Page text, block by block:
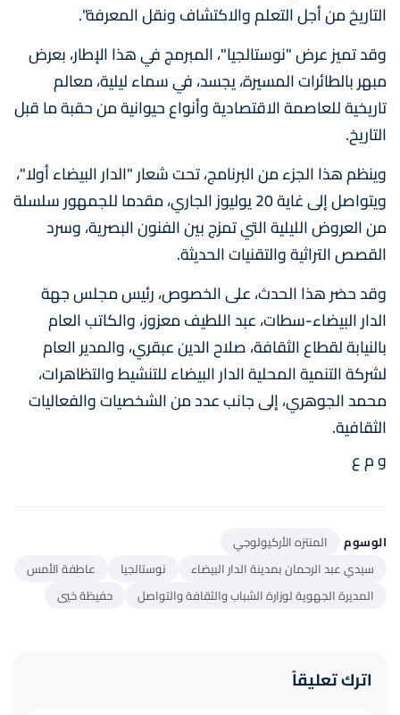
التاريخ من أجل التعلم والاكتشاف ونقل المعرفة".
وقد تميز عرض "نوستالجيا"، المبرمج في هذا الإطار، بعرض
مبهر بالطائرات المسيرة، يجسد، في سماء ليلية، معالم
تاريخية للعاصمة الاقتصادية وأنواع حيوانية من حقبة ما قبل
التاريخ.
وينظم هذا الجزء من البرنامج، تحت شعار "الدار البيضاء أولا"،
ويتواصل إلى غاية 20 يوليوز الجاري، مقدما للجمهور سلسلة
من العروض الليلية التي تمزج بين الفنون البصرية، وسرد
القصص التراثية والتقنيات الحديثة.
وقد حضر هذا الحدث، على الخصوص، رئيس مجلس جهة
الدار البيضاء-سطات، عبد اللطيف معزوز، والكاتب العام
بالنيابة لقطاع الثقافة، صلاح الدين عبقري، والمدير العام
لشركة التنمية المحلية الدار البيضاء للتنشيط والتظاهرات،
محمد الجوهري، إلى جانب عدد من الشخصيات والفعاليات
الثقافية.
و م ع
الوسوم
المنتزه الأركيولوجي
سيدي عبد الرحمان بمدينة الدار البيضاء
نوستالجيا
عاطفة الأمس
المديرة الجهوية لوزارة الشباب والثقافة والتواصل
حفيظة خيي
اترك تعليقاً